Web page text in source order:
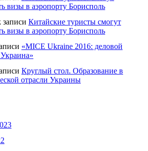
визы в аэропорту Борисполь
записи Китайские туристы смогут
визы в аэропорту Борисполь
«MICE Ukraine 2016: деловой
Круглый стол. Образование в
отрасли Украины